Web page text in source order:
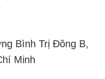
Bình Trị Đông B,
Minh